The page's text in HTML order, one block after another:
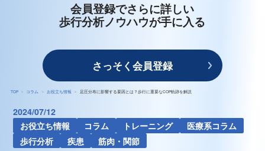
会員登録でさらに詳しい
歩行分析ノウハウが手に入る
さっそく会員登録
TOP コラム お役立ち情報 足圧分布に影響する要因とは？歩行に重要なCOP軌跡を解説
2024/07/12
お役立ち情報
コラム トレーニング
医療系コラム
歩行分析
疾患 筋肉・関節